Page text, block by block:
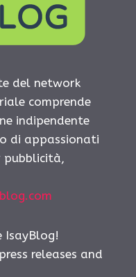
del network
comprende
indipendente
di appassionati
pubblicità,
IsayBlog!
releases and